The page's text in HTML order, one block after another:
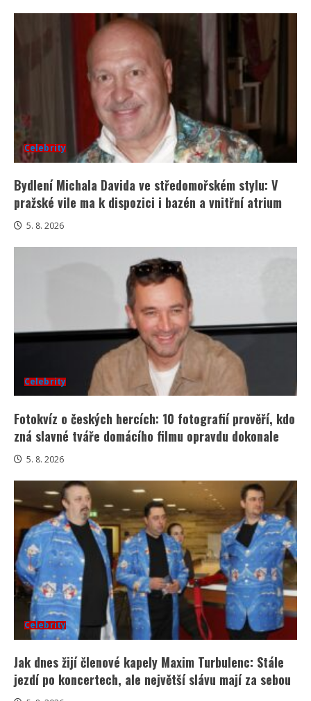
Celebrity
Bydlení Michala Davida ve středomořském stylu: V
pražské vile ma k dispozici i bazén a vnitřní atrium
5. 8. 2026
Celebrity
Fotokvíz o českých hercích: 10 fotografií prověří, kdo
zná slavné tváře domácího filmu opravdu dokonale
5. 8. 2026
Celebrity
Jak dnes žijí členové kapely Maxim Turbulenc: Stále
jezdí po koncertech, ale největší slávu mají za sebou